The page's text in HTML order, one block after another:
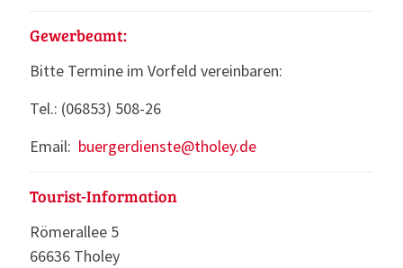
Gewerbeamt:
Bitte Termine im Vorfeld vereinbaren:
Tel.: (06853) 508-26
Email: buergerdienste@tholey.de
Tourist-Information
Römerallee 5
66636 Tholey